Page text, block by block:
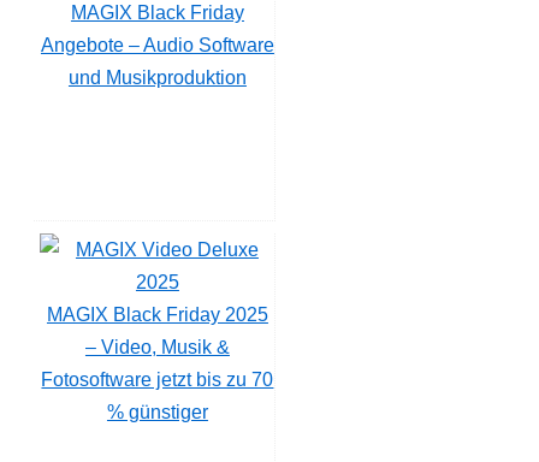
MAGIX Black Friday
Angebote – Audio Software
und Musikproduktion
MAGIX Black Friday 2025
– Video, Musik &
Fotosoftware jetzt bis zu 70
% günstiger